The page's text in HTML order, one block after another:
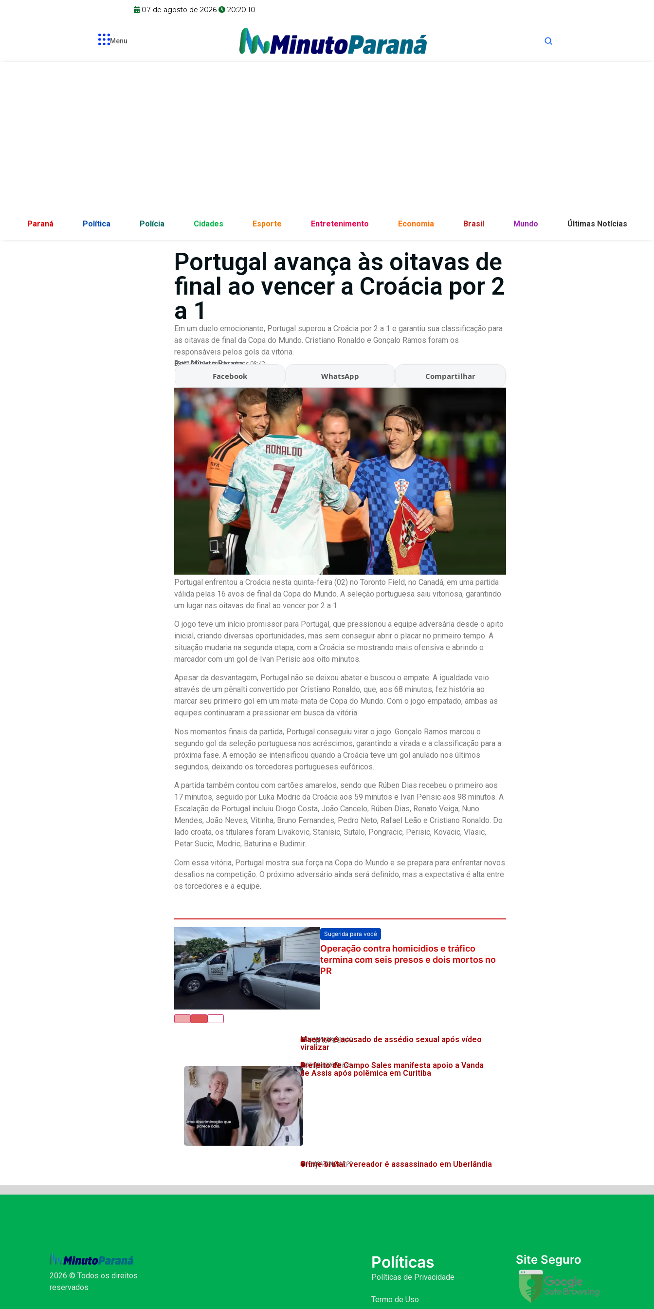
07 de agosto de 2026 20:20:11
Menu
Paraná Política Polícia Cidades Esporte Entretenimento Economia Brasil Mundo Últimas Notícias
Portugal avança às oitavas de
final ao vencer a Croácia por 2
a 1
Em um duelo emocionante, Portugal superou a Croácia por 2 a 1 e garantiu sua classificação para
as oitavas de final da Copa do Mundo. Cristiano Ronaldo e Gonçalo Ramos foram os
responsáveis pelos gols da vitória.
Por:Minuto Parana
03/07/2026 Atualizado às 08:42
Facebook WhatsApp Compartilhar
Portugal enfrentou a Croácia nesta quinta-feira (02) no Toronto Field, no Canadá, em uma partida
válida pelas 16 avos de final da Copa do Mundo. A seleção portuguesa saiu vitoriosa, garantindo
um lugar nas oitavas de final ao vencer por 2 a 1.
O jogo teve um início promissor para Portugal, que pressionou a equipe adversária desde o apito
inicial, criando diversas oportunidades, mas sem conseguir abrir o placar no primeiro tempo. A
situação mudaria na segunda etapa, com a Croácia se mostrando mais ofensiva e abrindo o
marcador com um gol de Ivan Perisic aos oito minutos.
Apesar da desvantagem, Portugal não se deixou abater e buscou o empate. A igualdade veio
através de um pênalti convertido por Cristiano Ronaldo, que, aos 68 minutos, fez história ao
marcar seu primeiro gol em um mata-mata de Copa do Mundo. Com o jogo empatado, ambas as
equipes continuaram a pressionar em busca da vitória.
Nos momentos finais da partida, Portugal conseguiu virar o jogo. Gonçalo Ramos marcou o
segundo gol da seleção portuguesa nos acréscimos, garantindo a virada e a classificação para a
próxima fase. A emoção se intensificou quando a Croácia teve um gol anulado nos últimos
segundos, deixando os torcedores portugueses eufóricos.
A partida também contou com cartões amarelos, sendo que Rúben Dias recebeu o primeiro aos
17 minutos, seguido por Luka Modric da Croácia aos 59 minutos e Ivan Perisic aos 98 minutos. A
Escalação de Portugal incluiu Diogo Costa, João Cancelo, Rúben Dias, Renato Veiga, Nuno
Mendes, João Neves, Vitinha, Bruno Fernandes, Pedro Neto, Rafael Leão e Cristiano Ronaldo. Do
lado croata, os titulares foram Livakovic, Stanisic, Sutalo, Pongracic, Perisic, Kovacic, Vlasic,
Petar Sucic, Modric, Baturina e Budimir.
Com essa vitória, Portugal mostra sua força na Copa do Mundo e se prepara para enfrentar novos
desafios na competição. O próximo adversário ainda será definido, mas a expectativa é alta entre
os torcedores e a equipe.
Sugerida para você
Operação contra homicídios e tráfico
termina com seis presos e dois mortos no
PR
Veja também!
07/08/2026 15:50
Maestro é acusado de assédio sexual após vídeo
viralizar
Veja também!
07/08/2026 15:21
Prefeito de Campo Sales manifesta apoio a Vanda
de Assis após polêmica em Curitiba
Veja também!
07/08/2026 15:20
Crime brutal: vereador é assassinado em Uberlândia
2026 © Todos os direitos
reservados
Políticas
Políticas de Privacidade
Termo de Uso
Site Seguro